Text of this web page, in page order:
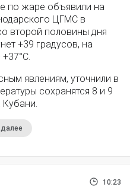
по жаре объявили на
ЦГМС в
второй половины дня
+39 градусов, на
явлениям, уточнили в
сохранятся 8 и 9
10:23